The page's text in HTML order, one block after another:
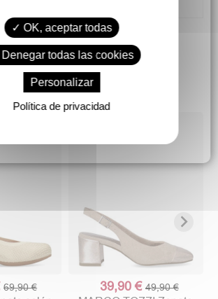
gustarte
69,90 € 39,90 € 49,90 €
OK, aceptar todas
Denegar todas las cookies
Personalizar
Política de privacidad